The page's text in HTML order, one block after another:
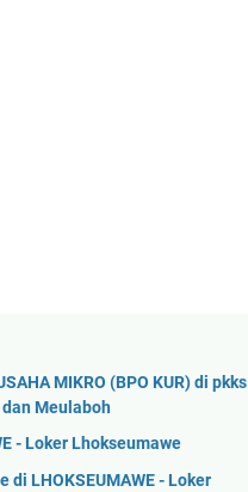
MIKRO (BPO KUR) di pkks
Meulaboh
- Loker Lhokseumawe
di LHOKSEUMAWE - Loker